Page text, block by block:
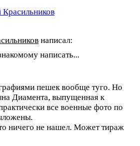
Красильников
написал:
написать...
пешек вообще туго. Но
Диамента, выпущенная к
все военные фото по
ничего не нашел. Может тираж